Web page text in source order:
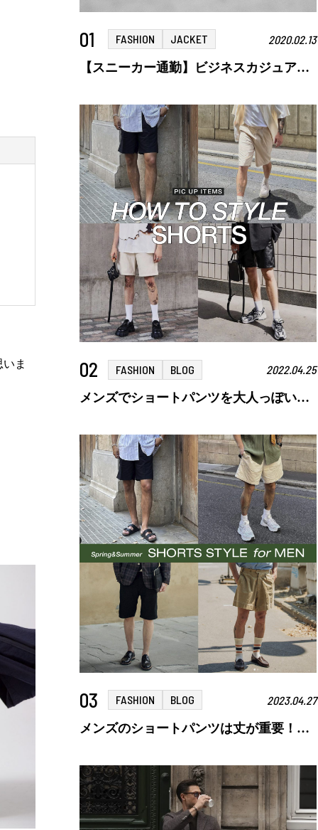
ま
01 FASHION JACKET 2020.02.13
【スニーカー通勤】ビジネスカジュアルにおすすめ！スニーカーの選び方
02 FASHION BLOG 2022.04.25
メンズでショートパンツを大人っぽいコーデにまとめるには？選び方とコーデ例を解説
03 FASHION BLOG 2023.04.27
メンズのショートパンツは丈が重要！おしゃれに着こなすポイントとおすすめアイテムを紹介